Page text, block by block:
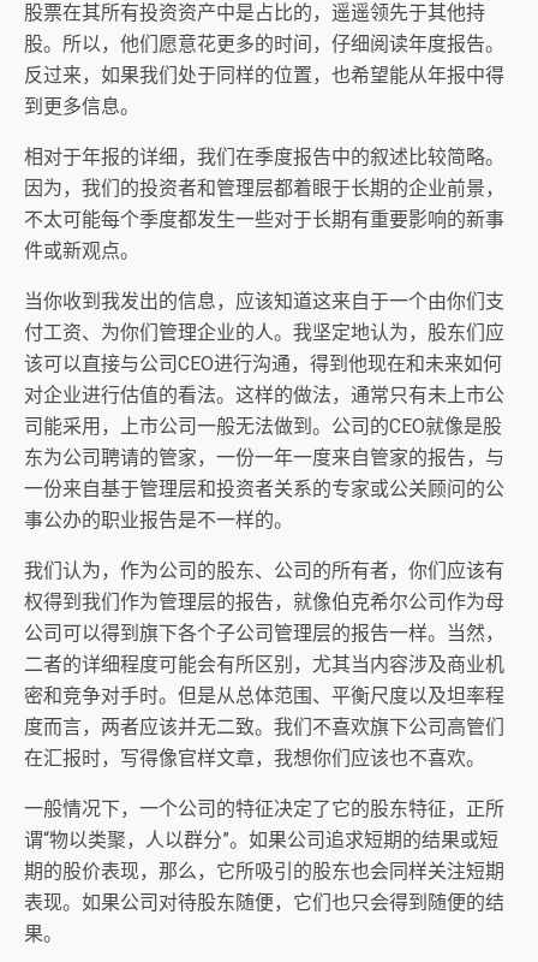
股票在其所有投资资产中是占比的，遥遥领先于其他持
股。所以，他们愿意花更多的时间，仔细阅读年度报告。
反过来，如果我们处于同样的位置，也希望能从年报中得
到更多信息。
相对于年报的详细，我们在季度报告中的叙述比较简略。
因为，我们的投资者和管理层都着眼于长期的企业前景，
不太可能每个季度都发生一些对于长期有重要影响的新事
件或新观点。
当你收到我发出的信息，应该知道这来自于一个由你们支
付工资、为你们管理企业的人。我坚定地认为，股东们应
该可以直接与公司CEO进行沟通，得到他现在和未来如何
对企业进行估值的看法。这样的做法，通常只有未上市公
司能采用，上市公司一般无法做到。公司的CEO就像是股
东为公司聘请的管家，一份一年一度来自管家的报告，与
一份来自基于管理层和投资者关系的专家或公关顾问的公
事公办的职业报告是不一样的。
我们认为，作为公司的股东、公司的所有者，你们应该有
权得到我们作为管理层的报告，就像伯克希尔公司作为母
公司可以得到旗下各个子公司管理层的报告一样。当然，
二者的详细程度可能会有所区别，尤其当内容涉及商业机
密和竞争对手时。但是从总体范围、平衡尺度以及坦率程
度而言，两者应该并无二致。我们不喜欢旗下公司高管们
在汇报时，写得像官样文章，我想你们应该也不喜欢。
一般情况下，一个公司的特征决定了它的股东特征，正所
谓“物以类聚，人以群分”。如果公司追求短期的结果或短
期的股价表现，那么，它所吸引的股东也会同样关注短期
表现。如果公司对待股东随便，它们也只会得到随便的结
果。